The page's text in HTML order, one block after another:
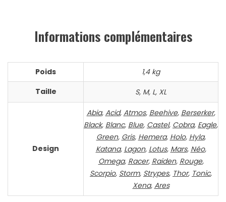
Informations complémentaires
Poids
1,4 kg
Taille
S, M, L, XL
Design
Abia, Acid, Atmos, Beehive, Berserker,
Black, Blanc, Blue, Castel, Cobra, Eagle,
Green, Gris, Hemera, Holo, Hyla,
Katana, Lagon, Lotus, Mars, Néo,
Omega, Racer, Raiden, Rouge,
Scorpio, Storm, Strypes, Thor, Tonic,
Xena, Ares